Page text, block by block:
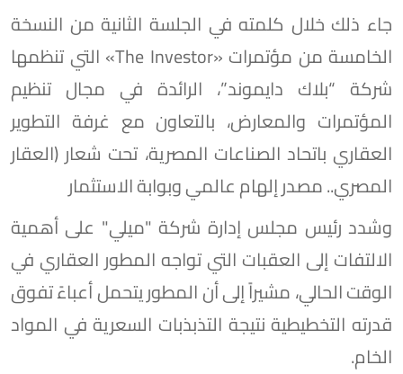
جاء ذلك خلال كلمته في الجلسة الثانية من النسخة
الخامسة من مؤتمرات «The Investor» التي تنظمها
شركة “بلاك دايموند”، الرائدة في مجال تنظيم
المؤتمرات والمعارض، بالتعاون مع غرفة التطوير
العقاري باتحاد الصناعات المصرية، تحت شعار (العقار
المصري.. مصدر إلهام عالمي وبوابة الاستثمار
وشدد رئيس مجلس إدارة شركة "ميلي" على أهمية
الالتفات إلى العقبات التي تواجه المطور العقاري في
الوقت الحالي، مشيراً إلى أن المطور يتحمل أعباءً تفوق
قدرته التخطيطية نتيجة التذبذبات السعرية في المواد
الخام.